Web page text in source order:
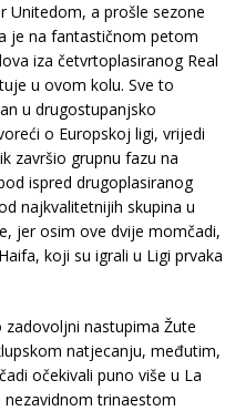
Unitedom, a prošle sezone
je na fantastičnom petom
iza četvrtoplasiranog Real
u ovom kolu. Sve to
u drugostupanjsko
o Europskoj ligi, vrijedi
završio grupnu fazu na
ispred drugoplasiranog
najkvalitetnijih skupina u
jer osim ove dvije momčadi,
koji su igrali u Ligi prvaka
zadovoljni nastupima Žute
natjecanju, međutim,
očekivali puno više u La
nezavidnom trinaestom